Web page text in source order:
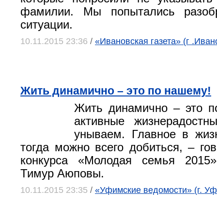
фамилии. Мы попытались
ситуации.
10.11.2015 23:36 / «Ивановская газета» (г
Жить динамично – это по нашему!
Жить динамично – это
активные
унываем. Главное в
тогда можно всего добиться, –
конкурса «Молодая семья
Тимур Аюповы.
10.11.2015 23:35 / «Уфимские ведомости» (г.